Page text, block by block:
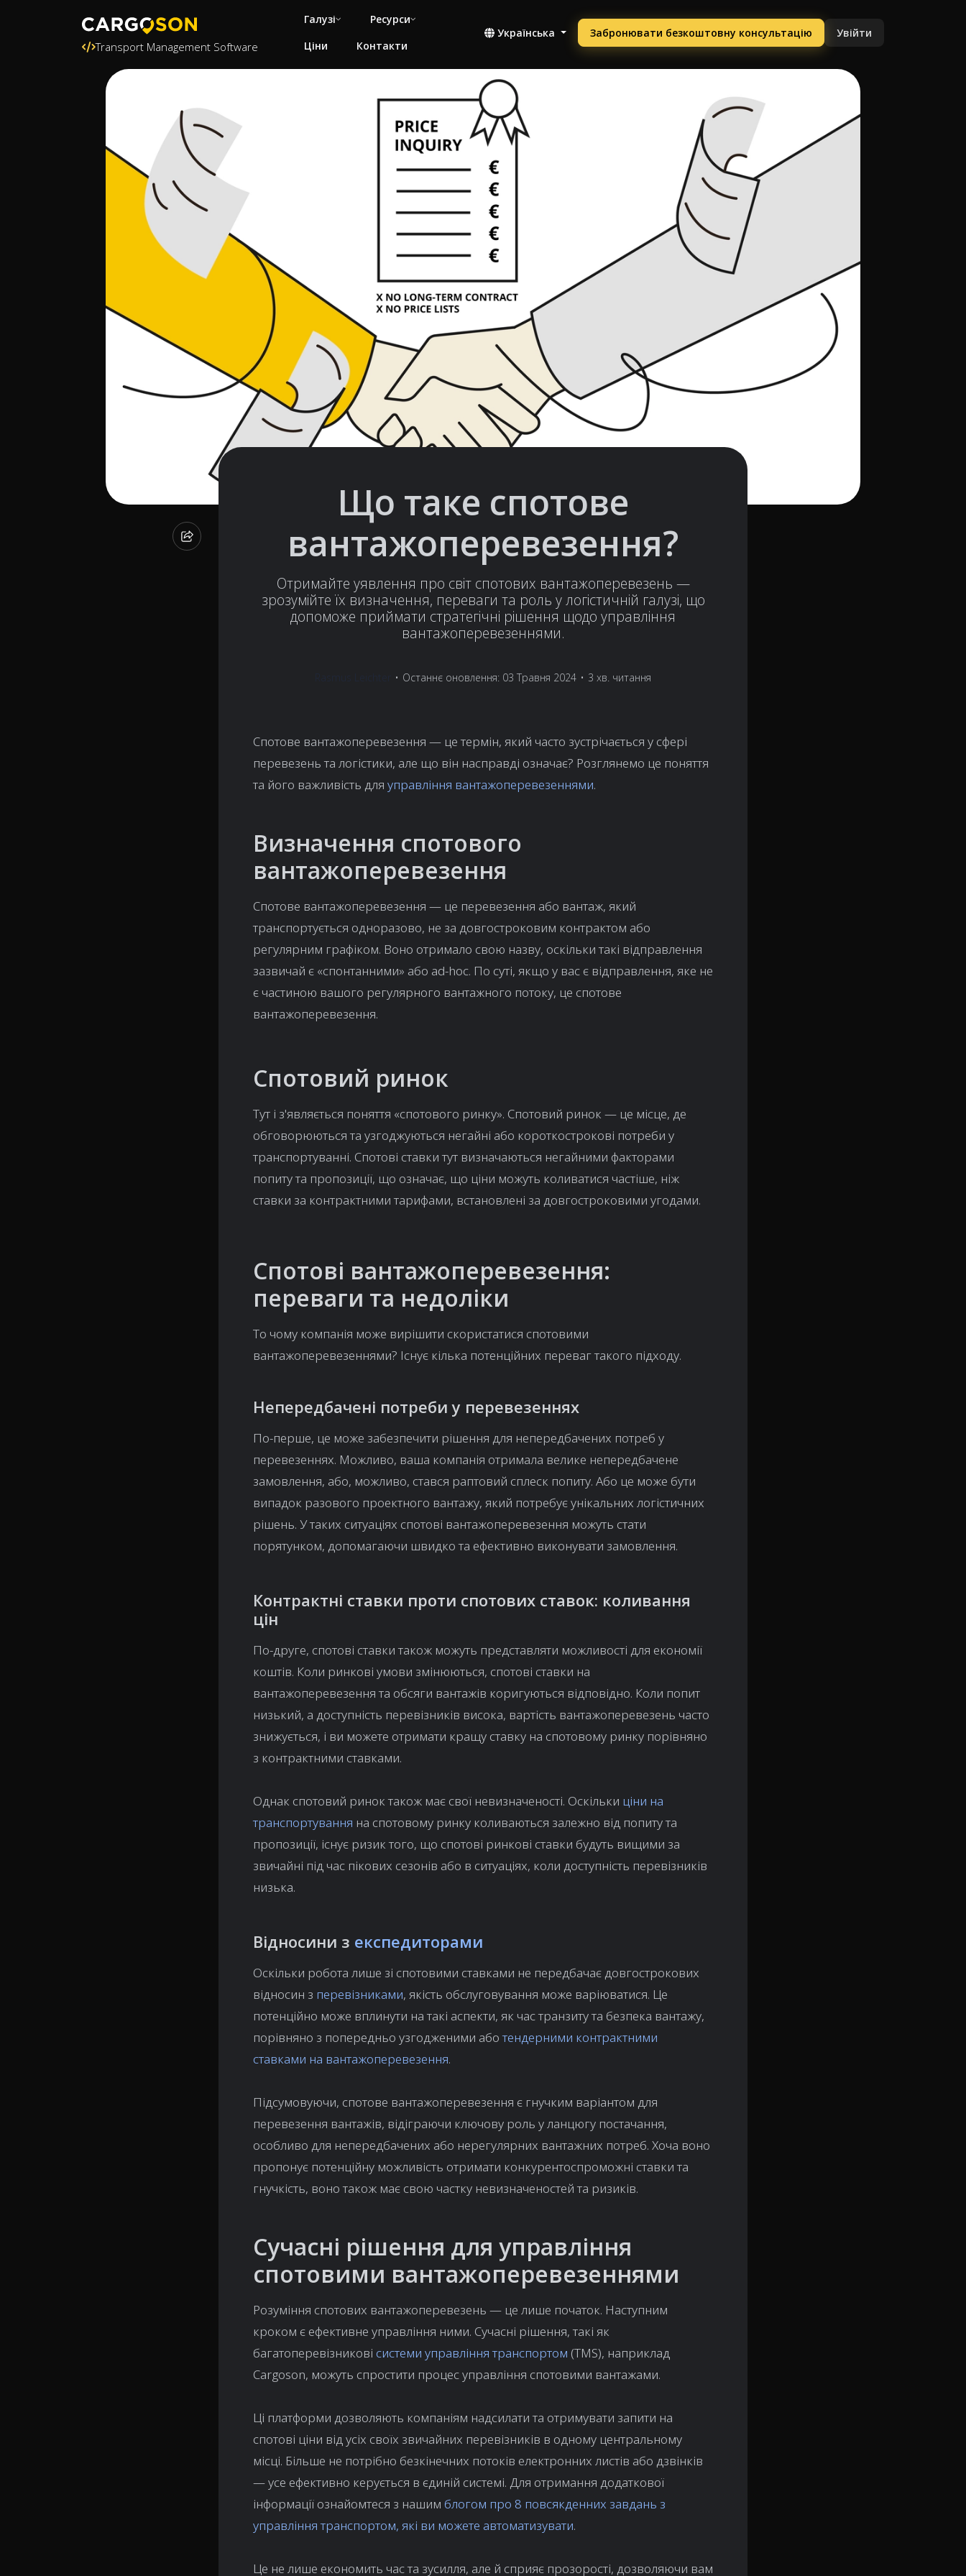
Transport Management Software
Галузі
Ресурси
Ціни
Контакти
Українська Забронювати безкоштовну консультацію Увійти
Що таке спотове
вантажоперевезення?
Отримайте уявлення про світ спотових вантажоперевезень —
зрозумійте їх визначення, переваги та роль у логістичній галузі, що
допоможе приймати стратегічні рішення щодо управління
вантажоперевезеннями.
• Останнє оновлення: 03 Травня 2024 • 3 хв. читання
Спотове вантажоперевезення — це термін, який часто зустрічається у сфері
перевезень та логістики, але що він насправді означає? Розглянемо це поняття
та його важливість для управління вантажоперевезеннями.
Визначення спотового
вантажоперевезення
Спотове вантажоперевезення — це перевезення або вантаж, який
транспортується одноразово, не за довгостроковим контрактом або
регулярним графіком. Воно отримало свою назву, оскільки такі відправлення
зазвичай є «спонтанними» або ad-hoc. По суті, якщо у вас є відправлення, яке не
є частиною вашого регулярного вантажного потоку, це спотове
вантажоперевезення.
Спотовий ринок
Тут і з'являється поняття «спотового ринку». Спотовий ринок — це місце, де
обговорюються та узгоджуються негайні або короткострокові потреби у
транспортуванні. Спотові ставки тут визначаються негайними факторами
попиту та пропозиції, що означає, що ціни можуть коливатися частіше, ніж
ставки за контрактними тарифами, встановлені за довгостроковими угодами.
Спотові вантажоперевезення:
переваги та недоліки
То чому компанія може вирішити скористатися спотовими
вантажоперевезеннями? Існує кілька потенційних переваг такого підходу.
Непередбачені потреби у перевезеннях
По-перше, це може забезпечити рішення для непередбачених потреб у
перевезеннях. Можливо, ваша компанія отримала велике непередбачене
замовлення, або, можливо, стався раптовий сплеск попиту. Або це може бути
випадок разового проектного вантажу, який потребує унікальних логістичних
рішень. У таких ситуаціях спотові вантажоперевезення можуть стати
порятунком, допомагаючи швидко та ефективно виконувати замовлення.
Контрактні ставки проти спотових ставок: коливання
цін
По-друге, спотові ставки також можуть представляти можливості для економії
коштів. Коли ринкові умови змінюються, спотові ставки на
вантажоперевезення та обсяги вантажів коригуються відповідно. Коли попит
низький, а доступність перевізників висока, вартість вантажоперевезень часто
знижується, і ви можете отримати кращу ставку на спотовому ринку порівняно
з контрактними ставками.
Однак спотовий ринок також має свої невизначеності. Оскільки ціни на
транспортування на спотовому ринку коливаються залежно від попиту та
пропозиції, існує ризик того, що спотові ринкові ставки будуть вищими за
звичайні під час пікових сезонів або в ситуаціях, коли доступність перевізників
низька.
Відносини з експедиторами
Оскільки робота лише зі спотовими ставками не передбачає довгострокових
відносин з перевізниками, якість обслуговування може варіюватися. Це
потенційно може вплинути на такі аспекти, як час транзиту та безпека вантажу,
порівняно з попередньо узгодженими аботендерними контрактними
ставками на вантажоперевезення.
Підсумовуючи, спотове вантажоперевезення є гнучким варіантом для
перевезення вантажів, відіграючи ключову роль у ланцюгу постачання,
особливо для непередбачених або нерегулярних вантажних потреб. Хоча воно
пропонує потенційну можливість отримати конкурентоспроможні ставки та
гнучкість, воно також має свою частку невизначеностей та ризиків.
Сучасні рішення для управління
спотовими вантажоперевезеннями
Розуміння спотових вантажоперевезень — це лише початок. Наступним
кроком є ефективне управління ними. Сучасні рішення, такі як
багатоперевізникові системи управління транспортом (TMS), наприклад
Cargoson, можуть спростити процес управління спотовими вантажами.
Ці платформи дозволяють компаніям надсилати та отримувати запити на
спотові ціни від усіх своїх звичайних перевізників в одному центральному
місці. Більше не потрібно безкінечних потоків електронних листів або дзвінків
— усе ефективно керується в єдиній системі. Для отримання додаткової
інформації ознайомтеся з нашим блогом про 8 повсякденних завдань з
управління транспортом, які ви можете автоматизувати.
Це не лише економить час та зусилля, але й сприяє прозорості, дозволяючи вам